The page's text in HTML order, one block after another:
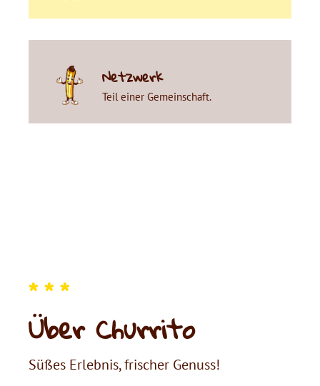
Netzwerk
Teil einer Gemeinschaft.
* * *
Über Churrito
Süßes Erlebnis, frischer Genuss!